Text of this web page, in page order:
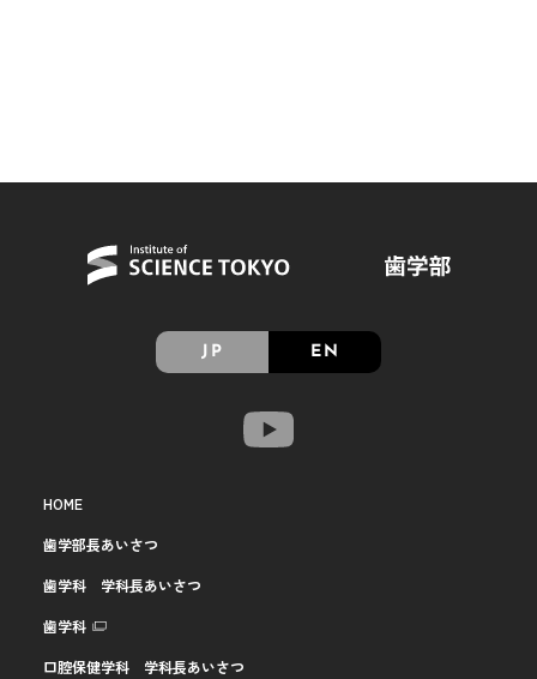
JP EN
HOME
歯学部長あいさつ
歯学科 学科長あいさつ
歯学科
口腔保健学科 学科長あいさつ